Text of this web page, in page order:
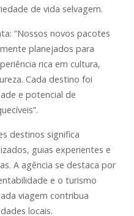
de vida selvagem.
“Nossos novos pacotes
planejados para
rica em cultura,
Cada destino foi
e potencial de
destinos significa
guias experientes e
A agência se destaca por
e o turismo
viagem contribua
locais.